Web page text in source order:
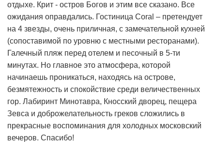
отдыхе. Крит - остров Богов и этим все сказано. Все
ожидания оправдались. Гостиница Coral – претендует
на 4 звезды, очень приличная, с замечательной кухней
(сопоставимой по уровню с местными ресторанами).
Галечный пляж перед отелем и песочный в 5-ти
минутах. Но главное это атмосфера, которой
начинаешь проникаться, находясь на острове,
безмятежность и спокойствие среди величественных
гор. Лабиринт Минотавра, Кносский дворец, пещера
Зевса и доброжелательность греков сложились в
прекрасные воспоминания для холодных московский
вечеров. Спасибо!